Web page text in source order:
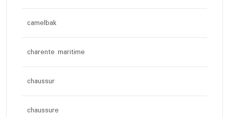
camelbak
charente maritime
chaussur
chaussure